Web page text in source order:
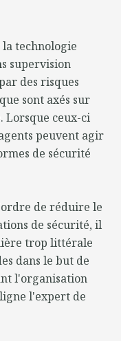
technologie
supervision
des risques
sont axés sur
Lorsque ceux-ci
peuvent agir
de sécurité
de réduire le
de sécurité, il
trop littérale
dans le but de
l'organisation
l'expert de